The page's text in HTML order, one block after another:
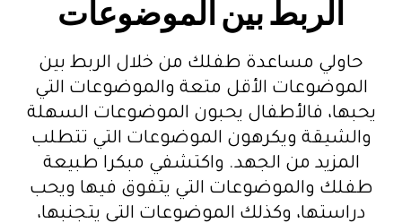
الربط بين الموضوعات
حاولي مساعدة طفلك من خلال الربط بين
الموضوعات الأقل متعة والموضوعات التي
يحبها، فالأطفال يحبون الموضوعات السهلة
والشيقة ويكرهون الموضوعات التي تتطلب
المزيد من الجهد. واكتشفي مبكرا طبيعة
طفلك والموضوعات التي يتفوق فيها ويحب
دراستها، وكذلك الموضوعات التي يتجنبها،